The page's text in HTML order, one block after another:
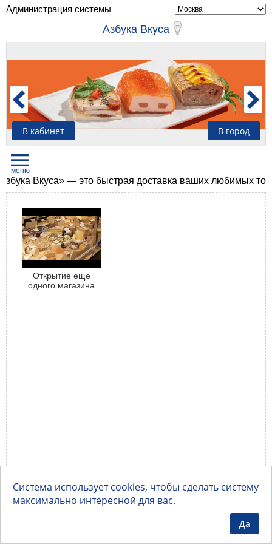
Администрация системы
Азбука Вкуса
В кабинет В город
Вкуса» — это быстрая доставка ваших любимых
Открытие еще
одного магазина
Система использует cookies, чтобы сделать систему
максимально интересной для вас.
Да